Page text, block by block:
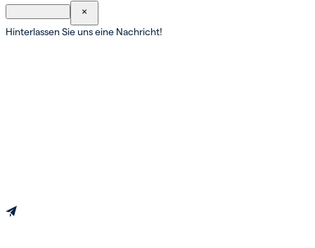
×
Hinterlassen Sie uns eine Nachricht!